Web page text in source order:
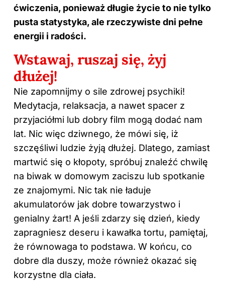
ćwiczenia, ponieważ długie życie to nie tylko
pusta statystyka, ale rzeczywiste dni pełne
energii i radości.
Wstawaj, ruszaj się, żyj
dłużej!
Nie zapomnijmy o sile zdrowej psychiki!
Medytacja, relaksacja, a nawet spacer z
przyjaciółmi lub dobry film mogą dodać nam
lat. Nic więc dziwnego, że mówi się, iż
szczęśliwi ludzie żyją dłużej. Dlatego, zamiast
martwić się o kłopoty, spróbuj znaleźć chwilę
na biwak w domowym zaciszu lub spotkanie
ze znajomymi. Nic tak nie ładuje
akumulatorów jak dobre towarzystwo i
genialny żart! A jeśli zdarzy się dzień, kiedy
zapragniesz deseru i kawałka tortu, pamiętaj,
że równowaga to podstawa. W końcu, co
dobre dla duszy, może również okazać się
korzystne dla ciała.